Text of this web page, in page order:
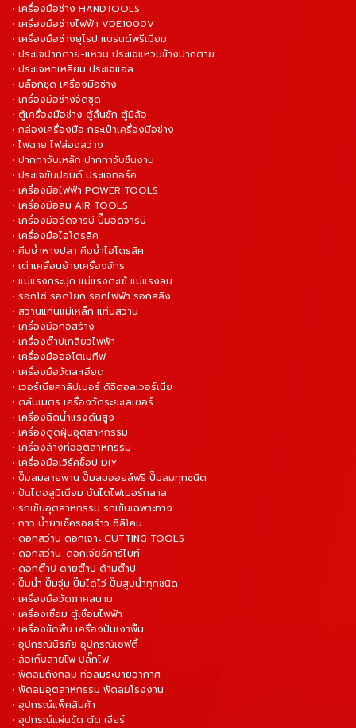
• เครื่องมือช่าง HANDTOOLS
• เครื่องมือช่างไฟฟ้า VDE1000V
• เครื่องมือช่างยุโรป แบรนด์พรีเมี่ยม
• ประแจปากตาย-แหวน ประแจแหวนข้างปากตาย
• ประแจหกเหลี่ยม ประแจแอล
• บล็อกชุด เครื่องมือช่าง
• เครื่องมือช่างจัดชุด
• ตู้เครื่องมือช่าง ตู้ลิ้นชัก ตู้มีล้อ
• กล่องเครื่องมือ กระเป๋าเครื่องมือช่าง
• ไฟฉาย ไฟส่องสว่าง
• ปากกาจับเหล็ก ปากกาจับชิ้นงาน
• ประแจขันปอนด์ ประแจทอร์ค
• เครื่องมือไฟฟ้า POWER TOOLS
• เครื่องมือลม AIR TOOLS
• เครื่องมืออัดจารบี ปั๊มอัดจารบี
• เครื่องมือไฮโดรลิค
• คีมย้ำหางปลา คีมย้ำไฮโดรลิค
• เต่าเคลื่อนย้ายเครื่องจักร
• แม่แรงกระปุก แม่แรงตะเข้ แม่แรงลม
• รอกโซ่ รอดโยก รอกไฟฟ้า รอกสลิง
• สว่านแท่นแม่เหล็ก แท่นสว่าน
• เครื่องมือก่อสร้าง
• เครื่องต๊าปเกลียวไฟฟ้า
• เครื่องมือออโตเมทีฟ
• เครื่องมือวัดละเอียด
• เวอร์เนียคาลิปเปอร์ ดิจิตอลเวอร์เนีย
• ตลับเมตร เครื่องวัดระยะเลเซอร์
• เครื่องฉีดน้ำแรงดันสูง
• เครื่องดูดฝุ่นอุตสาหกรรม
• เครื่องล้างท่ออุตสาหกรรม
• เครื่องมือเวิร์คช็อป DIY
• ปั๊มลมสายพาน ปั๊มลมออยล์ฟรี ปั๊มลมทุกชนิด
• ปันไดอลูมิเนียม บันไดไฟเบอร์กลาส
• รถเข็นอุตสาหกรรม รถเข็นเฉพาะทาง
• กาว น้ำยาเช็ครอยร้าว ซิลิโคน
• ดอกสว่าน ดอกเจาะ CUTTING TOOLS
• ดอกสว่าน-ดอกเจียร์คาร์ไบท์
• ดอกต๊าป ดายต๊าป ด้ามต๊าป
• ปั๊มน้ำ ปั๊มจุ่ม ปั๊มไดโว่ ปั๊มสูบน้ำทุกชนิด
• เครื่องมือวัดภาคสนาม
• เครื่องเชื่อม ตู้เชื่อมไฟฟ้า
• เครื่องขัดพื้น เครื่องปั่นเงาพื้น
• อุปกรณ์นิรภัย อุปกรณ์เซฟตี้
• ล้อเก็บสายไฟ ปลั๊กไฟ
• พัดลมถังกลม ท่อลมระบายอากาศ
• พัดลมอุตสาหกรรม พัดลมโรงงาน
• อุปกรณ์แพ็คสินค้า
• อุปกรณ์แผ่นขัด ตัด เจียร์